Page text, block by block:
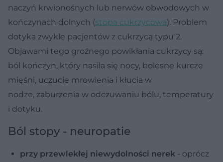
naczyń krwionośnych lub nerwów obwodowych w
kończynach dolnych (stopa cukrzycowa). Problem
dotyka zwykle pacjentów z cukrzycą typu 2.
Objawami tego groźnego powikłania cukrzycy są:
ból kończyn, który nasila się nocy, bolesne kurcze
mięśni, uczucie mrowienia i kłucia w
nodze, zaburzenia w odczuwaniu bólu, temperatury
i dotyku.
Ból stopy - neuropatie
przy przewlekłej niewydolności nerek - oprócz